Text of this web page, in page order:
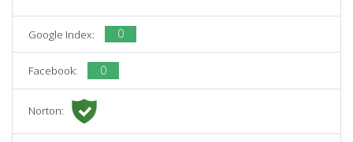
Google Index: 0
Facebook: 0
Norton: